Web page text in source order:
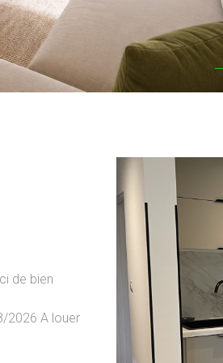
de bien
2026 A louer
une